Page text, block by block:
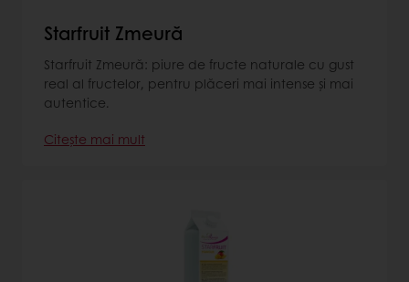
Starfruit Zmeură
Starfruit Zmeură: piure de fructe naturale cu gust
real al fructelor, pentru plăceri mai intense și mai
autentice.
Citește mai mult